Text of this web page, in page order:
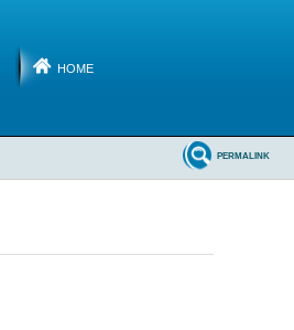
HOME
PERMALINK